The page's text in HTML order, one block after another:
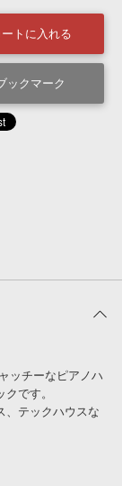
楽曲配信流通 サービス
のサウンド管理ソフト
ートに入れる
ックマーク
ッチーなピアノハ
です。
、テックハウスな